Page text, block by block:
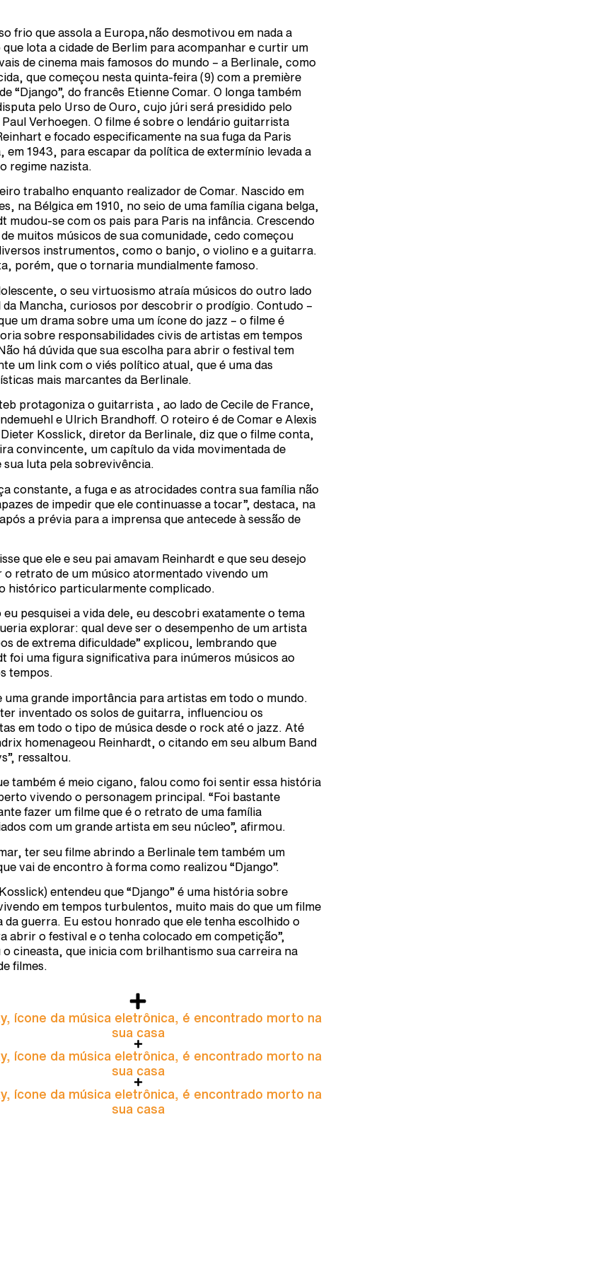
frio que assola a Europa,não desmotivou em nada a
que lota a cidade de Berlim para acompanhar e curtir um
de cinema mais famosos do mundo – a Berlinale, como
que começou nesta quinta-feira (9) com a première
“Django”, do francês Etienne Comar. O longa também
pelo Urso de Ouro, cujo júri será presidido pelo
Verhoegen. O filme é sobre o lendário guitarrista
e focado especificamente na sua fuga da Paris
em 1943, para escapar da política de extermínio levada a
regime nazista.
trabalho enquanto realizador de Comar. Nascido em
na Bélgica em 1910, no seio de uma família cigana belga,
mudou-se com os pais para Paris na infância. Crescendo
muitos músicos de sua comunidade, cedo começou
instrumentos, como o banjo, o violino e a guitarra.
porém, que o tornaria mundialmente famoso.
o seu virtuosismo atraía músicos do outro lado
da Mancha, curiosos por descobrir o prodígio. Contudo –
um drama sobre uma um ícone do jazz – o filme é
sobre responsabilidades civis de artistas em tempos
há dúvida que sua escolha para abrir o festival tem
um link com o viés político atual, que é uma das
mais marcantes da Berlinale.
protagoniza o guitarrista , ao lado de Cecile de France,
e Ulrich Brandhoff. O roteiro é de Comar e Alexis
Kosslick, diretor da Berlinale, diz que o filme conta,
convincente, um capítulo da vida movimentada de
sua luta pela sobrevivência.
constante, a fuga e as atrocidades contra sua família não
de impedir que ele continuasse a tocar”, destaca, na
a prévia para a imprensa que antecede à sessão de
que ele e seu pai amavam Reinhardt e que seu desejo
o retrato de um músico atormentado vivendo um
histórico particularmente complicado.
eu pesquisei a vida dele, eu descobri exatamente o tema
explorar: qual deve ser o desempenho de um artista
de extrema dificuldade” explicou, lembrando que
foi uma figura significativa para inúmeros músicos ao
tempos.
uma grande importância para artistas em todo o mundo.
inventado os solos de guitarra, influenciou os
em todo o tipo de música desde o rock até o jazz. Até
homenageou Reinhardt, o citando em seu album Band
ressaltou.
também é meio cigano, falou como foi sentir essa história
vivendo o personagem principal. “Foi bastante
fazer um filme que é o retrato de uma família
com um grande artista em seu núcleo”, afirmou.
ter seu filme abrindo a Berlinale tem também um
vai de encontro à forma como realizou “Django”.
entendeu que “Django” é uma história sobre
em tempos turbulentos, muito mais do que um filme
da guerra. Eu estou honrado que ele tenha escolhido o
abrir o festival e o tenha colocado em competição”,
cineasta, que inicia com brilhantismo sua carreira na
filmes.
ícone da música eletrônica, é encontrado morto na
sua casa
ícone da música eletrônica, é encontrado morto na
sua casa
ícone da música eletrônica, é encontrado morto na
sua casa